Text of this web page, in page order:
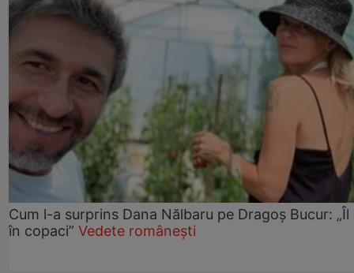
Cum l-a surprins Dana Nălbaru pe Dragoș Bucur: „Îl
în copaci” Vedete românești